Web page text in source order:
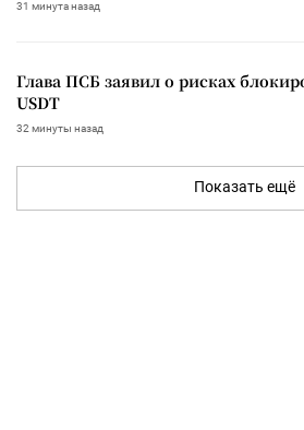
31 минута назад
Глава ПСБ заявил о рисках
USDT
32 минуты назад
Показать ещё